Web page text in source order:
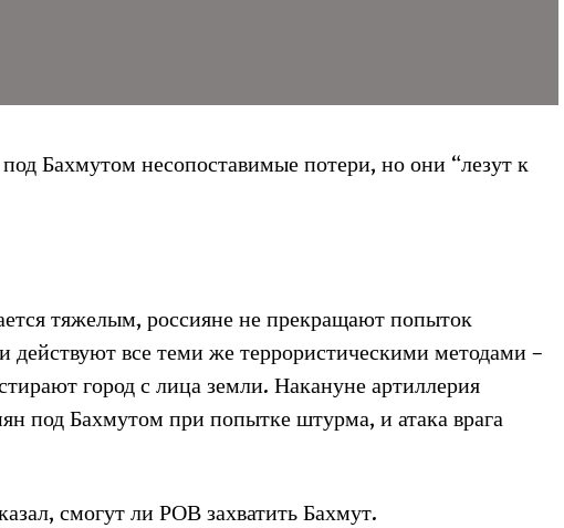
Бахмутом несопоставимые потери, но они “лезут к
тяжелым, россияне не прекращают попыток
все теми же террористическими методами –
город с лица земли. Накануне артиллерия
под Бахмутом при попытке штурма, и атака врага
смогут ли РОВ захватить Бахмут.